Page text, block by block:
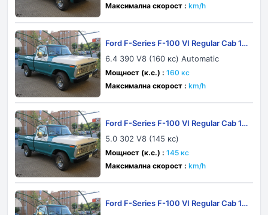
Максимална скорост : km/h
Ford F-Series F-100 VI Regular Cab 19
73
6.4 390 V8 (160 кс) Automatic
Мощност (к.с.) : 160 кс
Максимална скорост : km/h
Ford F-Series F-100 VI Regular Cab 19
73
5.0 302 V8 (145 кс)
Мощност (к.с.) : 145 кс
Максимална скорост : km/h
Ford F-Series F-100 VI Regular Cab 19